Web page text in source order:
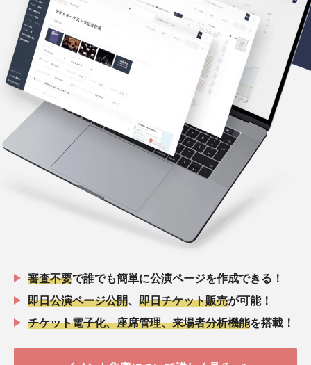
審査不要で誰でも簡単に公演ページを作成できる！
即日公演ページ公開
即日チケット販売が可能！
チケット電子化、座席管理、来場者分析機能を搭載！